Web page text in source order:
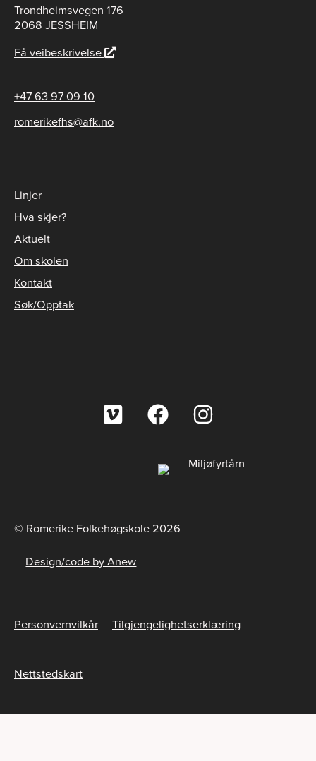
Trondheimsvegen 176
2068 JESSHEIM
Få veibeskrivelse
+47 63 97 09 10
romerikefhs@afk.no
Linjer
Hva skjer?
Aktuelt
Om skolen
Kontakt
Søk/Opptak
© Romerike Folkehøgskole 2026
Design/code by Anew
Personvernvilkår Tilgjengelighetserklæring
Nettstedskart